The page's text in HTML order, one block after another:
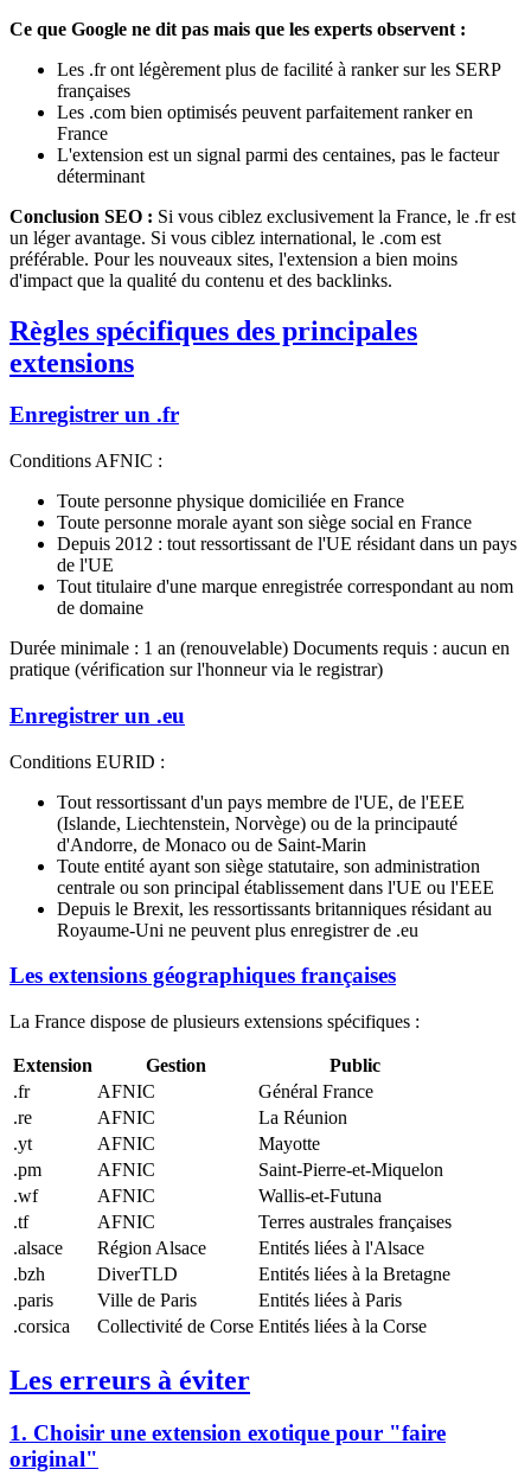
Ce que Google ne dit pas mais que les experts observent :
Les .fr ont légèrement plus de facilité à ranker sur les SERP
françaises
Les .com bien optimisés peuvent parfaitement ranker en
France
L'extension est un signal parmi des centaines, pas le facteur
déterminant
Conclusion SEO : Si vous ciblez exclusivement la France, le .fr est
un léger avantage. Si vous ciblez international, le .com est
préférable. Pour les nouveaux sites, l'extension a bien moins
d'impact que la qualité du contenu et des backlinks.
Règles spécifiques des principales
extensions
Enregistrer un .fr
Conditions AFNIC :
Toute personne physique domiciliée en France
Toute personne morale ayant son siège social en France
Depuis 2012 : tout ressortissant de l'UE résidant dans un pays
de l'UE
Tout titulaire d'une marque enregistrée correspondant au nom
de domaine
Durée minimale : 1 an (renouvelable) Documents requis : aucun en
pratique (vérification sur l'honneur via le registrar)
Enregistrer un .eu
Conditions EURID :
Tout ressortissant d'un pays membre de l'UE, de l'EEE
(Islande, Liechtenstein, Norvège) ou de la principauté
d'Andorre, de Monaco ou de Saint-Marin
Toute entité ayant son siège statutaire, son administration
centrale ou son principal établissement dans l'UE ou l'EEE
Depuis le Brexit, les ressortissants britanniques résidant au
Royaume-Uni ne peuvent plus enregistrer de .eu
Les extensions géographiques françaises
La France dispose de plusieurs extensions spécifiques :
Extension Gestion
Public
.fr
AFNIC
Général France
.re
AFNIC
La Réunion
.yt
AFNIC
Mayotte
.pm
AFNIC
Saint-Pierre-et-Miquelon
.wf
AFNIC
Wallis-et-Futuna
.tf
AFNIC
Terres australes françaises
.alsace
Région Alsace
Entités liées à l'Alsace
.bzh
DiverTLD
Entités liées à la Bretagne
.paris
Ville de Paris
Entités liées à Paris
.corsica
Collectivité de Corse Entités liées à la Corse
Les erreurs à éviter
1. Choisir une extension exotique pour "faire
original"